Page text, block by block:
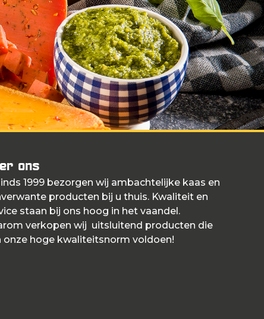
ons
1999 bezorgen wij ambachtelijke kaas en
producten bij u thuis. Kwaliteit en
staan bij ons hoog in het vaandel.
verkopen wij uitsluitend producten die
onze hoge kwaliteitsnorm voldoen!